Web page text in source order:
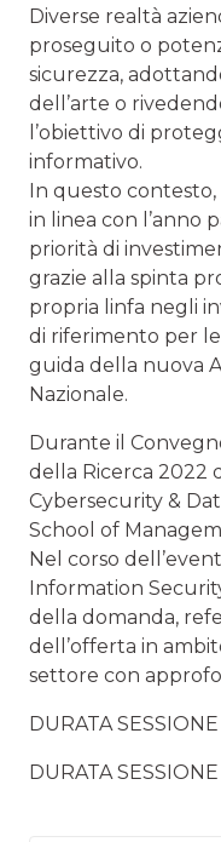
Diverse realtà
proseguito o
sicurezza,
dell’arte o
l’obiettivo di
informativo.
In questo
in linea con l’anno
priorità di
grazie alla spinta
propria linfa negli
di riferimento per
guida della nuova
Nazionale.
Durante il
della Ricerca 2022
Cybersecurity &
School of
Nel corso
Information
della domanda,
dell’offerta in
settore con
DURATA
DURATA